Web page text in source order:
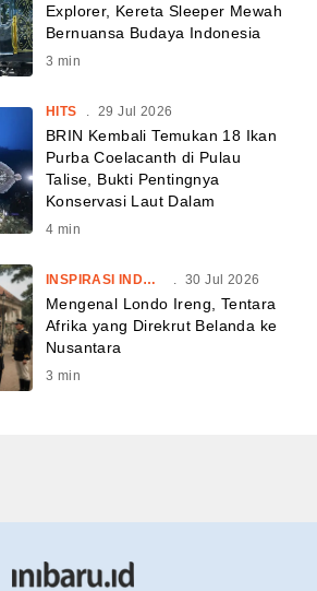
Explorer, Kereta Sleeper Mewah
Bernuansa Budaya Indonesia
3 min
HITS 29 Jul 2026
BRIN Kembali Temukan 18 Ikan
Purba Coelacanth di Pulau
Talise, Bukti Pentingnya
Konservasi Laut Dalam
4 min
INSPIRASI INDONESIA 30 Jul 2026
Mengenal Londo Ireng, Tentara
Afrika yang Direkrut Belanda ke
Nusantara
3 min